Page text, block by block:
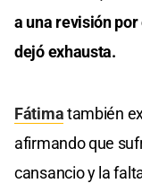
a una revisión
dejó exhausta.
Fátimatambién
afirmando que
cansancio y la